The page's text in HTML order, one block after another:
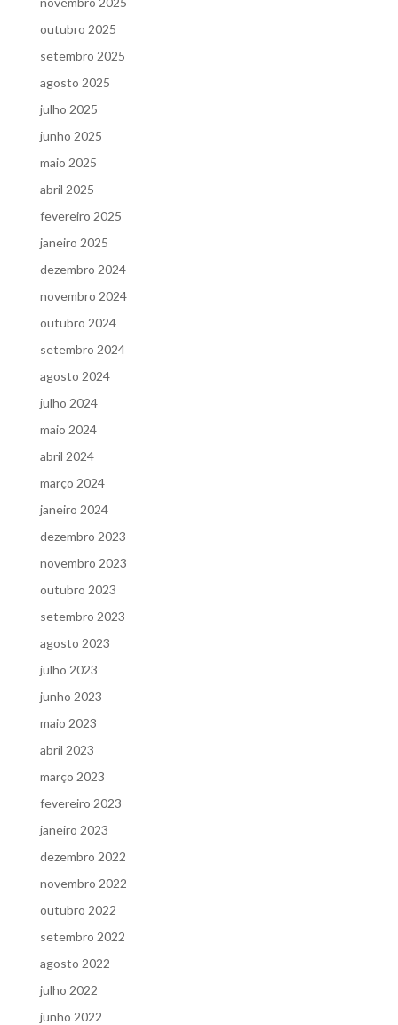
outubro 2025
setembro 2025
agosto 2025
julho 2025
junho 2025
maio 2025
abril 2025
fevereiro 2025
janeiro 2025
dezembro 2024
novembro 2024
outubro 2024
setembro 2024
agosto 2024
julho 2024
maio 2024
abril 2024
março 2024
janeiro 2024
dezembro 2023
novembro 2023
outubro 2023
setembro 2023
agosto 2023
julho 2023
junho 2023
maio 2023
abril 2023
março 2023
fevereiro 2023
janeiro 2023
dezembro 2022
novembro 2022
outubro 2022
setembro 2022
agosto 2022
julho 2022
junho 2022